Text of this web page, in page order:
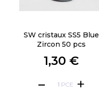
SW cristaux SS5 Blue
Zircon 50 pcs
1,30 €
PCE